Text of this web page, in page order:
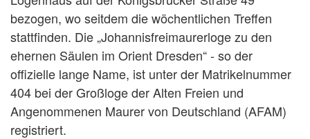
bezogen, wo seitdem die wöchentlichen Treffen
stattfinden. Die „Johannisfreimaurerloge zu den
ehernen Säulen im Orient Dresden“ - so der
offizielle lange Name, ist unter der Matrikelnummer
404 bei der Großloge der Alten Freien und
Angenommenen Maurer von Deutschland (AFAM)
registriert.